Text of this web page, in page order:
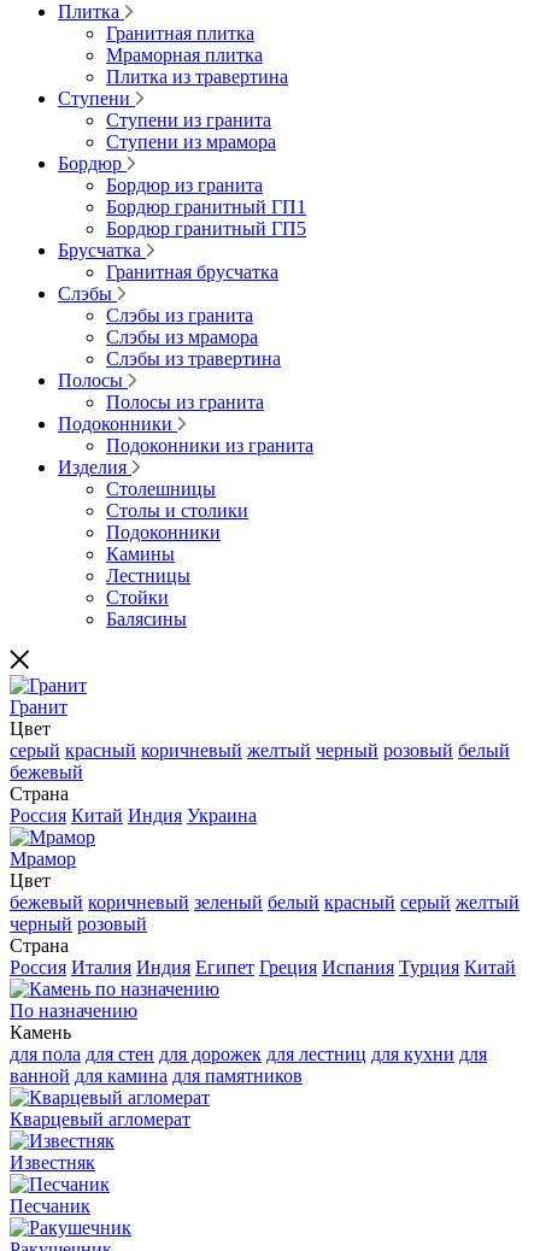
Плитка
Гранитная плитка
Мраморная плитка
Плитка из травертина
Ступени
Ступени из гранита
Ступени из мрамора
Бордюр
Бордюр из гранита
Бордюр гранитный ГП1
Бордюр гранитный ГП5
Брусчатка
Гранитная брусчатка
Слэбы
Слэбы из гранита
Слэбы из мрамора
Слэбы из травертина
Полосы
Полосы из гранита
Подоконники
Подоконники из гранита
Изделия
Столешницы
Столы и столики
Подоконники
Камины
Лестницы
Стойки
Балясины
Гранит
Цвет
серый красный коричневый желтый черный розовый белый
бежевый
Страна
Россия Китай Индия Украина
Мрамор
Цвет
бежевый коричневый зеленый белый красный серый желтый
черный розовый
Страна
Россия Италия Индия Египет Греция Испания Турция Китай
По назначению
Камень
для пола для стен для дорожек для лестниц для кухни для
ванной для камина для памятников
Кварцевый агломерат
Известняк
Песчаник